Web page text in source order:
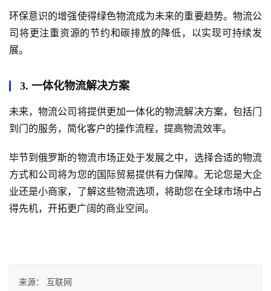
环保意识的增强使得绿色物流成为未来的重要趋势。物流公
司将更注重资源的节约和碳排放的降低，以实现可持续发
展。
3. 一体化物流解决方案
未来，物流公司将提供更加一体化的物流解决方案，包括门
到门的服务，简化客户的操作流程，提高物流效率。
毕节到俄罗斯的物流市场正处于发展之中，选择合适的物流
方式和公司将为您的国际贸易提供有力保障。无论您是大企
业还是小商家，了解这些物流选项，将助您在全球市场中占
得先机，开拓更广阔的商业空间。
来源：
互联网